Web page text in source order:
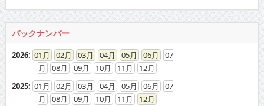
バックナンバー
2026: 01 02 03 04 05 06
07
08
09 10 11
12
2025: 01 02 03 04 05 06
07
08
09 10 11
12